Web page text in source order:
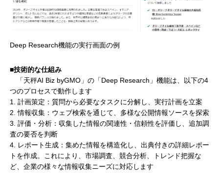
Deep Research機能の実行画面の例
■技術的な仕組み
「天秤AI Biz byGMO」の「Deep Research」機能は、以下の4
つのプロセスで動作します
1. 計画策定：質問から必要なタスクに分解し、実行計画を立案
2. 情報収集：ウェブ検索を通じて、多様な公開情報ソースを探索
3. 評価・分析：収集した情報の関連性・信頼性を評価し、追加調
査の要否を判断
4. レポート生成：集めた情報を構造化し、出典付きの詳細レポー
トを作成。これにより、市場調査、競合分析、トレンド把握な
ど、企業の様々な情報収集ニーズに対応します